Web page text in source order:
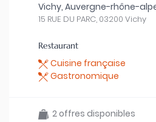
Vichy, Auvergne-rhône-
15 RUE DU PARC, 03200 Vichy
Restaurant
Cuisine française
Gastronomique
2 offres disponibles